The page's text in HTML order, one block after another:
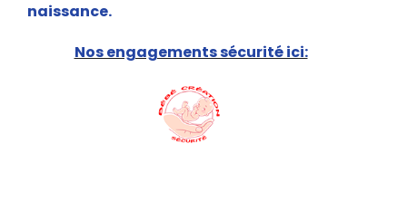
naissance.
Nos engagements sécurité ici: